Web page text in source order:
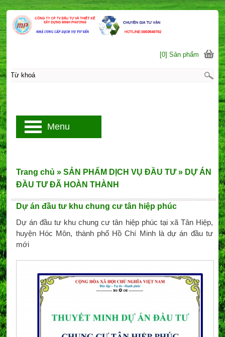
Dự án đầu tư khu chung cư tân hiệp phúc
Dự án đầu tư khu chung cư tân hiệp phúc tại xã Tân Hiệp,
huyện Hóc Môn, thành phố Hồ Chí Minh là dự án đầu tư
mới
Trang chủ » SẢN PHẨM DỊCH VỤ ĐẦU TƯ » DỰ ÁN
ĐẦU TƯ ĐÃ HOÀN THÀNH
[0] Sản phẩm
Menu